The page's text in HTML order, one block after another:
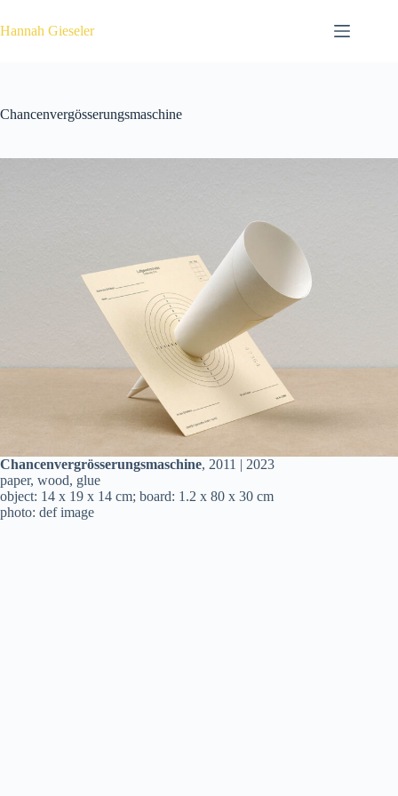
Inhalt
springen
Hannah Gieseler
Chancenvergösserungsmaschine
Chancenvergrösserungsmaschine, 2011 | 2023
paper, wood, glue
object: 14 x 19 x 14 cm; board: 1.2 x 80 x 30 cm
photo: def image